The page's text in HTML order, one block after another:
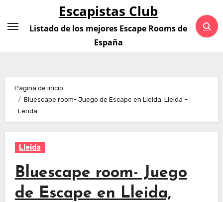
contenido
Escapistas Club
Listado de los mejores Escape Rooms de
España
Página de inicio
Bluescape room- Juego de Escape en Lleida, Lleida –
Lérida
Lleida
Bluescape room- Juego
de Escape en Lleida,